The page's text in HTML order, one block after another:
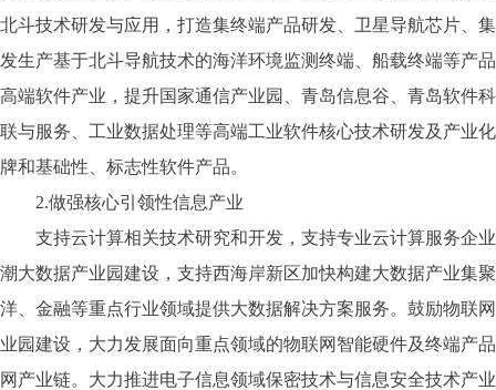
北斗技术研发与应用，打造集终端产品研发、卫星导航芯片、
发生产基于北斗导航技术的海洋环境监测终端、船载终端等产
高端软件产业，提升国家通信产业园、青岛信息谷、青岛软件
联与服务、工业数据处理等高端工业软件核心技术研发及产业
牌和基础性、标志性软件产品。
2.做强核心引领性信息产业
支持云计算相关技术研究和开发，支持专业云计算服务企业
潮大数据产业园建设，支持西海岸新区加快构建大数据产业集
洋、金融等重点行业领域提供大数据解决方案服务。鼓励物联
业园建设，大力发展面向重点领域的物联网智能硬件及终端产
网产业链。大力推进电子信息领域保密技术与信息安全技术产